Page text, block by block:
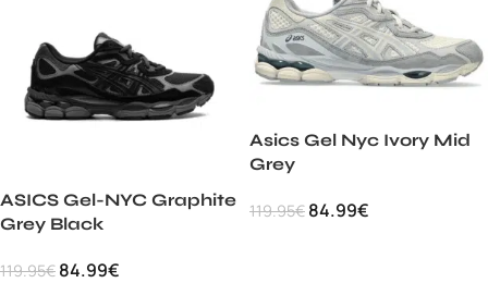
ASICS Gel-NYC Graphite
Grey Black
119.95€ 84.99€
Asics Gel Nyc Ivory Mid
Grey
119.95€ 84.99€